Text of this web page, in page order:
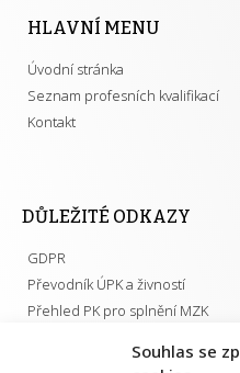
Souhlas se
HLAVNÍ MENU
Úvodní stránka
Seznam profesních kvalifikací
Kontakt
DŮLEŽITÉ ODKAZY
GDPR
Převodník ÚPK a živností
Přehled PK pro splnění MZK